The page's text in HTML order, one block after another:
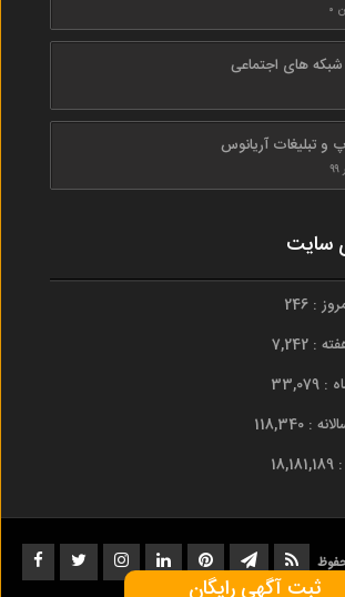
شبکه های اجتماعی
تبلیغات آریانوس
سایت
: 246
7,242
118,340
ثبت آگهی رایگان